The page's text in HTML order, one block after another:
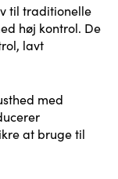
til traditionelle
høj kontrol. De
lavt
med
at bruge til